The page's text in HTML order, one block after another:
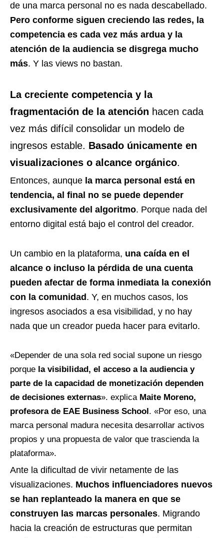
de una marca personal no es nada descabellado.
Pero conforme siguen creciendo las redes, la
competencia es cada vez más ardua y la
atención de la audiencia se disgrega mucho
más. Y las views no bastan.
La creciente competencia y la
fragmentación de la atención hacen cada
vez más difícil consolidar un modelo de
ingresos estable. Basado únicamente en
visualizaciones o alcance orgánico.
Entonces, aunque la marca personal está en
tendencia, al final no se puede depender
exclusivamente del algoritmo. Porque nada del
entorno digital está bajo el control del creador.
Un cambio en la plataforma, una caída en el
alcance o incluso la pérdida de una cuenta
pueden afectar de forma inmediata la conexión
con la comunidad . Y, en muchos casos, los
ingresos asociados a esa visibilidad, y no hay
nada que un creador pueda hacer para evitarlo.
«Depender de una sola red social supone un riesgo
porque la visibilidad, el acceso a la audiencia y
parte de la capacidad de monetización dependen
de decisiones externas». explica Maite Moreno,
profesora de EAE Business School . «Por eso, una
marca personal madura necesita desarrollar activos
propios y una propuesta de valor que trascienda la
plataforma».
Ante la dificultad de vivir netamente de las
visualizaciones. Muchos influenciadores nuevos
se han replanteado la manera en que se
construyen las marcas personales. Migrando
hacia la creación de estructuras que permitan